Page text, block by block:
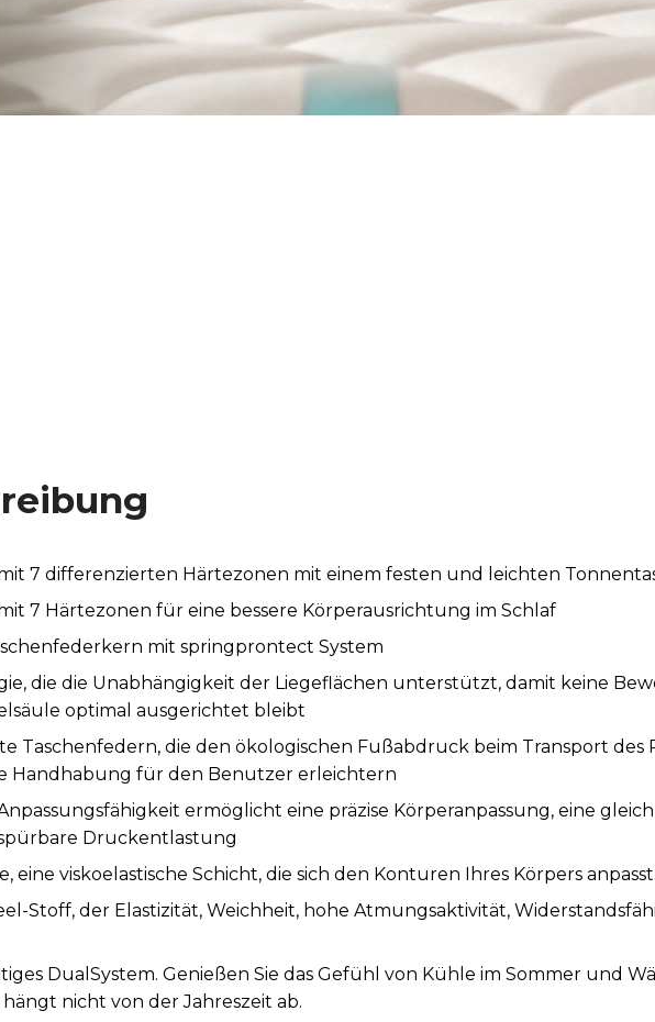
7 differenzierten Härtezonen mit einem festen und leichten
7 Härtezonen für eine bessere Körperausrichtung im Schlaf
mit springprontect System
die die Unabhängigkeit der Liegeflächen unterstützt, damit keine
optimal ausgerichtet bleibt
Taschenfedern, die den ökologischen Fußabdruck beim Transport
Handhabung für den Benutzer erleichtern
ermöglicht eine präzise Körperanpassung, eine
Druckentlastung
eine viskoelastische Schicht, die sich den Konturen Ihres Körpers anpasst.
Stoff, der Elastizität, Weichheit, hohe Atmungsaktivität,
DualSystem. Genießen Sie das Gefühl von Kühle im Sommer und
nicht von der Jahreszeit ab.